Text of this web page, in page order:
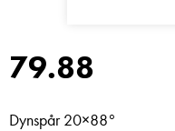
79.88
Dynspår 20×88°